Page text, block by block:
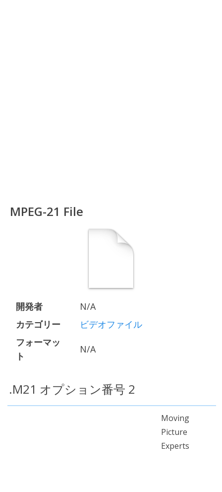
MPEG-21 File
開発者
N/A
カテゴリー
ビデオファイル
フォーマッ
ト
N/A
.M21 オプション番号 2
Moving
Picture
Experts